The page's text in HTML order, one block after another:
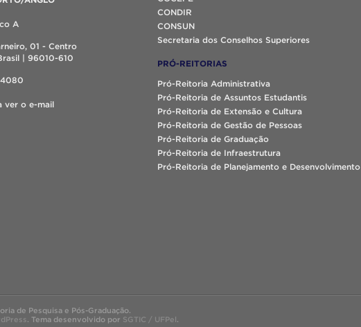
A
01 - Centro
| 96010-610
ver o e-mail
CONDIR
CONSUN
Secretaria dos Conselhos Superiores
PRÓ-REITORIAS
Pró-Reitoria Administrativa
Pró-Reitoria de Assuntos Estudantis
Pró-Reitoria de Extensão e Cultura
Pró-Reitoria de Gestão de Pessoas
Pró-Reitoria de Graduação
Pró-Reitoria de Infraestrutura
Pró-Reitoria de Planejamento e Desenvolvimento
de Pesquisa e Pós-Graduação.
. Tema desenvolvido por SGTIC / UFPel.